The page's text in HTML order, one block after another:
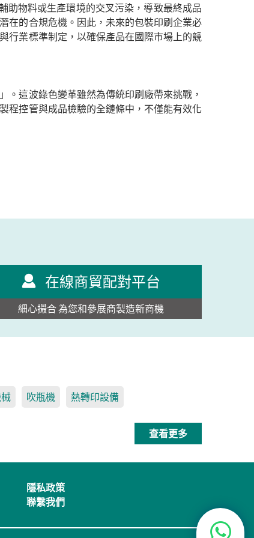
助物料或生產環境的交叉污染，導致最終成品
在的合規危機。因此，未來的包裝印刷企業必
行業標準制定，以確保產品在國際市場上的競
。這波綠色變革雖然為傳統印刷廠帶來挑戰，
程控管與成品檢驗的全鏈條中，不僅能有效化
在線商貿配對平台
細心撮合 為您和參展商製造新商機
吹瓶機 熱轉印設備
查看更多
隱私政策
聯繫我們